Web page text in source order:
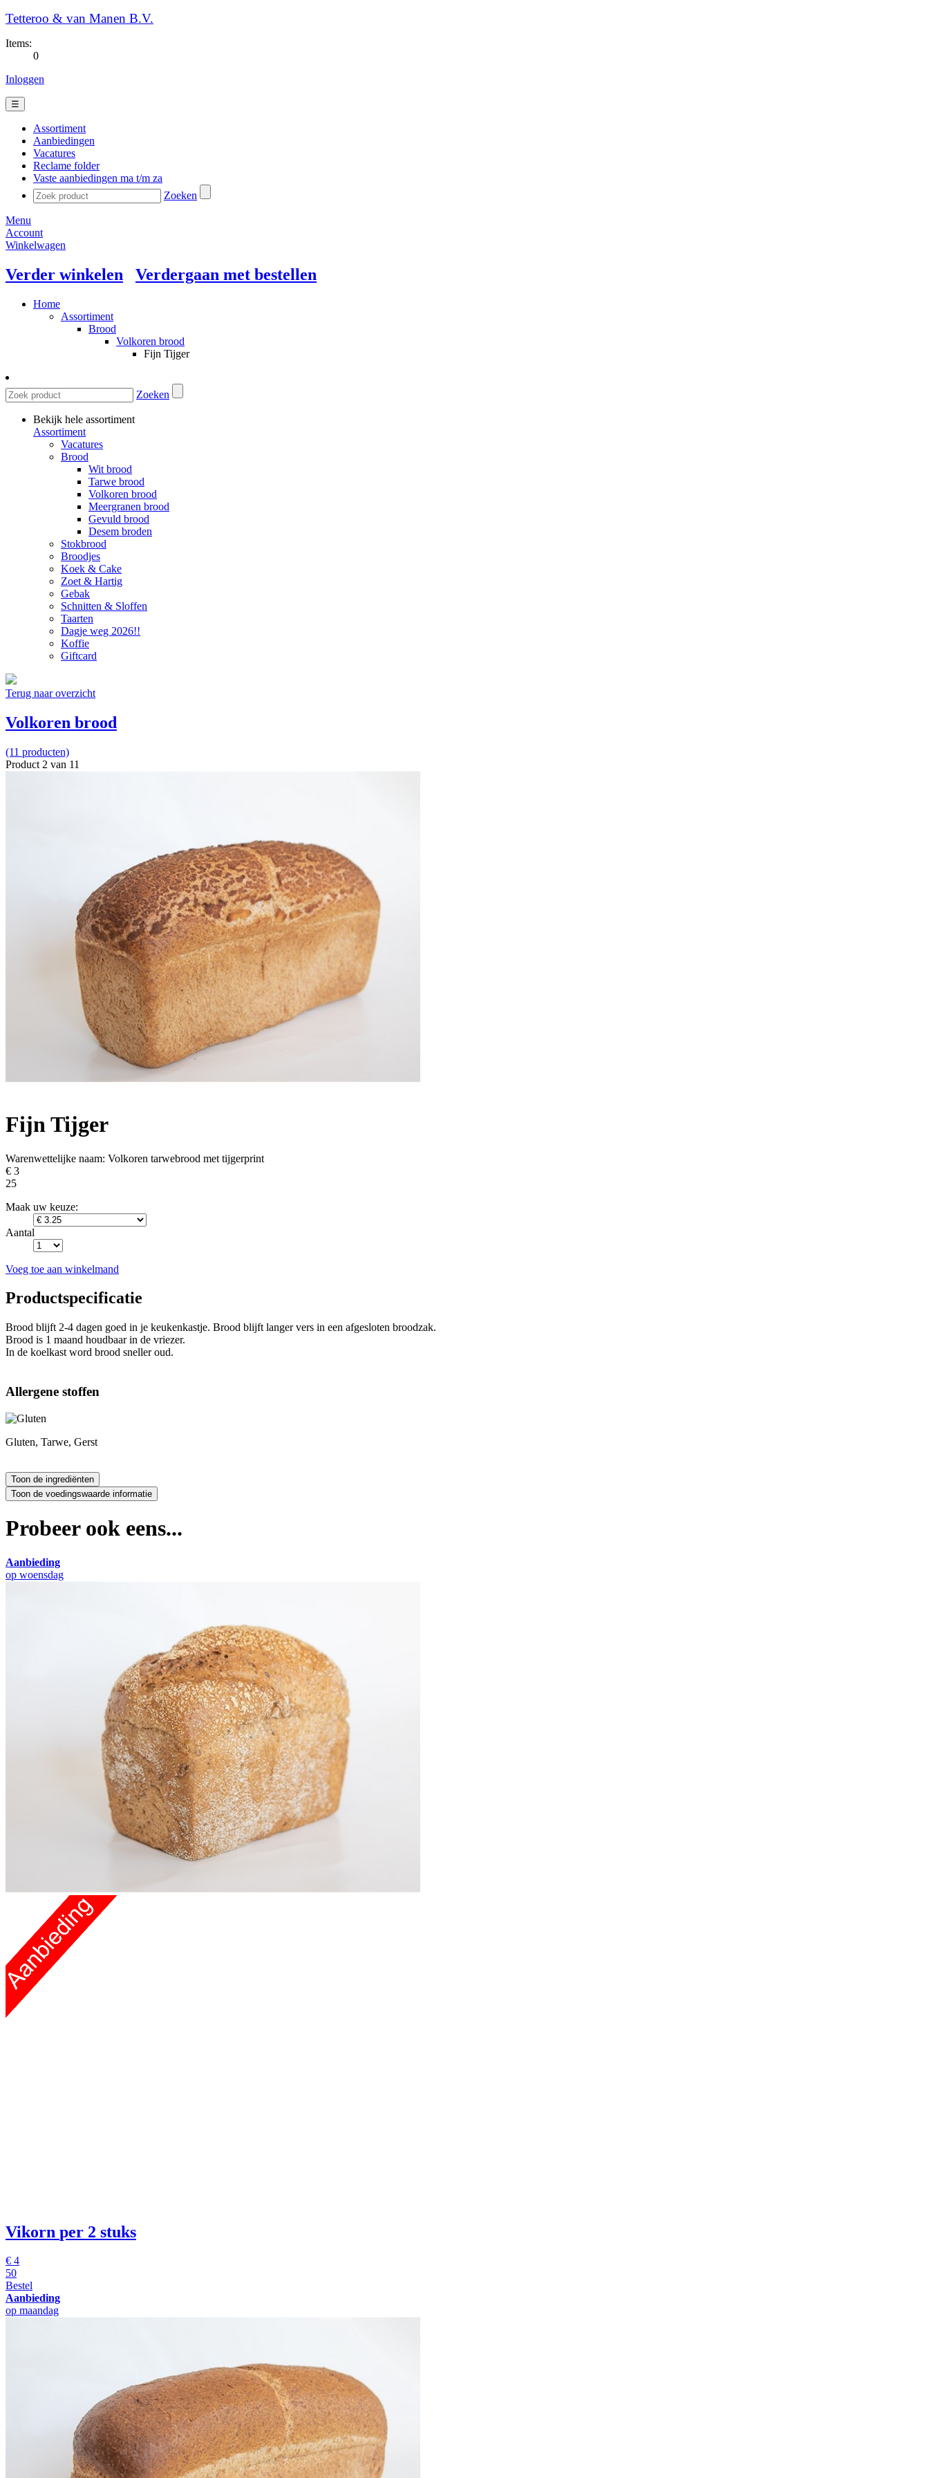
Tetteroo & van Manen B.V.
Items:
0
Inloggen
☰
Assortiment
Aanbiedingen
Vacatures
Reclame folder
Vaste aanbiedingen ma t/m za
Zoeken
Menu
Account
Winkelwagen
Verder winkelen Verdergaan met bestellen
Home
Assortiment
Brood
Volkoren brood
Fijn Tijger
Zoeken
Bekijk hele assortiment
Assortiment
Vacatures
Brood
Wit brood
Tarwe brood
Volkoren brood
Meergranen brood
Gevuld brood
Desem broden
Stokbrood
Broodjes
Koek & Cake
Zoet & Hartig
Gebak
Schnitten & Sloffen
Taarten
Dagje weg 2026!!
Koffie
Giftcard
Terug naar overzicht
Volkoren brood
(11 producten)
Product 2 van 11
Fijn Tijger
Warenwettelijke naam: Volkoren tarwebrood met tijgerprint
€ 3
25
Maak uw keuze:
Aantal
Voeg toe aan winkelmand
Productspecificatie
Brood blijft 2-4 dagen goed in je keukenkastje. Brood blijft langer vers in een afgesloten broodzak.
Brood is 1 maand houdbaar in de vriezer.
In de koelkast word brood sneller oud.
Allergene stoffen
Gluten, Tarwe, Gerst
Probeer ook eens...
Aanbieding
op woensdag
Vikorn per 2 stuks
€ 4
50
Bestel
Aanbieding
op maandag